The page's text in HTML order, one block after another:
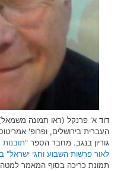
דוד א' פרנקל (ראו תמונה
העברית בירושלים, ופרופ'
גוריון בנגב. מחבר הספר "תובנות
לאור פרשות השבוע וחגי ישראל"
תמונת כריכה בסוף המאמר